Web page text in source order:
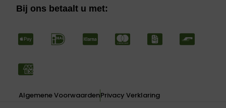
Bij ons betaalt u met:
Algemene VoorwaardenPrivacy Verklaring